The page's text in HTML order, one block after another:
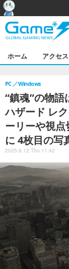
ホーム アクセ
“鎮魂”の物
ハザード レ
ーリーや視
に 4枚目の写
PC Windows
2025.6.12 Thu 11:42